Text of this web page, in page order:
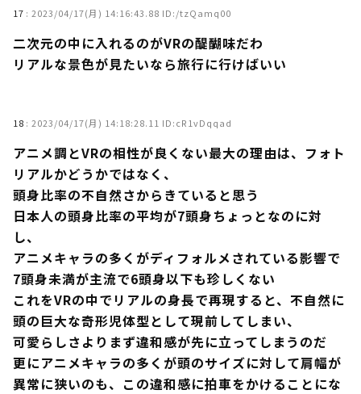
17 : 2023/04/17(月) 14:16:43.88 ID:/tzQamq00
二次元の中に入れるのがVRの醍醐味だわ
リアルな景色が見たいなら旅行に行けばいい
18 : 2023/04/17(月) 14:18:28.11 ID:cR1vDqqad
アニメ調とVRの相性が良くない最大の理由は、フォト
リアルかどうかではなく、
頭身比率の不自然さからきていると思う
日本人の頭身比率の平均が7頭身ちょっとなのに対
し、
アニメキャラの多くがディフォルメされている影響で
7頭身未満が主流で6頭身以下も珍しくない
これをVRの中でリアルの身長で再現すると、不自然に
頭の巨大な奇形児体型として現前してしまい、
可愛らしさよりまず違和感が先に立ってしまうのだ
更にアニメキャラの多くが頭のサイズに対して肩幅が
異常に狭いのも、この違和感に拍車をかけることにな